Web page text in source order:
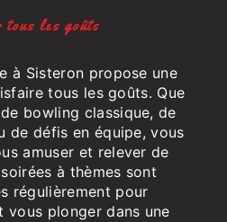
les goûts
à Sisteron propose une
tous les goûts. Que
bowling classique, de
de défis en équipe, vous
amuser et relever de
à thèmes sont
régulièrement pour
vous plonger dans une